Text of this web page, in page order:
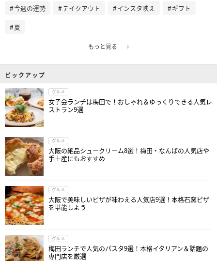
今週の運勢 テイクアウト インスタ映え ギフト
夏
もっと見る
ピックアップ
グルメ
女子会ランチは梅田で！おしゃれ＆ゆっくりできる人気レ
ストラン9選
グルメ
大阪の絶品シュークリーム8選！梅田・なんばの人気店や
手土産にもおすすめ
グルメ
大阪で美味しいピザが味わえる人気店9選！本格石窯ピザ
を堪能しよう
グルメ
梅田ランチで人気のパスタ9選！本格イタリアン＆話題の
専門店を厳選